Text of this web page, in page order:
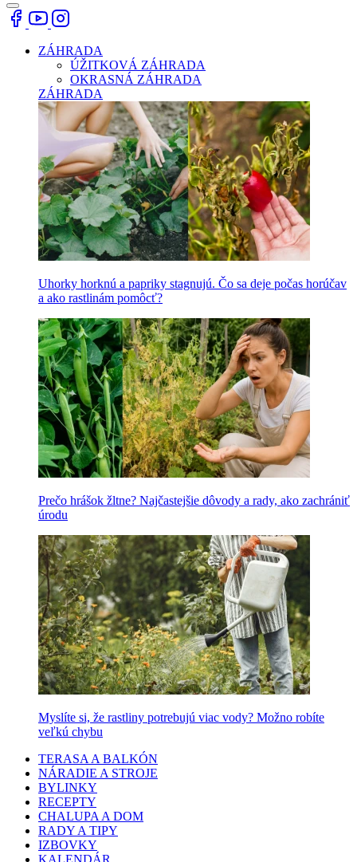
ZÁHRADA
ÚŽITKOVÁ ZÁHRADA
OKRASNÁ ZÁHRADA
ZÁHRADA
Uhorky horknú a papriky stagnujú. Čo sa deje počas horúčav
a ako rastlinám pomôcť?
Prečo hrášok žltne? Najčastejšie dôvody a rady, ako zachrániť
úrodu
Myslíte si, že rastliny potrebujú viac vody? Možno robíte
veľkú chybu
TERASA A BALKÓN
NÁRADIE A STROJE
BYLINKY
RECEPTY
CHALUPA A DOM
RADY A TIPY
IZBOVKY
KALENDÁR